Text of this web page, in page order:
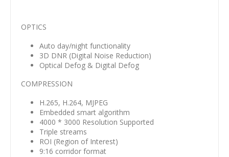
OPTICS
Auto day/night functionality
3D DNR (Digital Noise Reduction)
Optical Defog & Digital Defog
COMPRESSION
H.265, H.264, MJPEG
Embedded smart algorithm
4000 * 3000 Resolution Supported
Triple streams
ROI (Region of Interest)
9:16 corridor format